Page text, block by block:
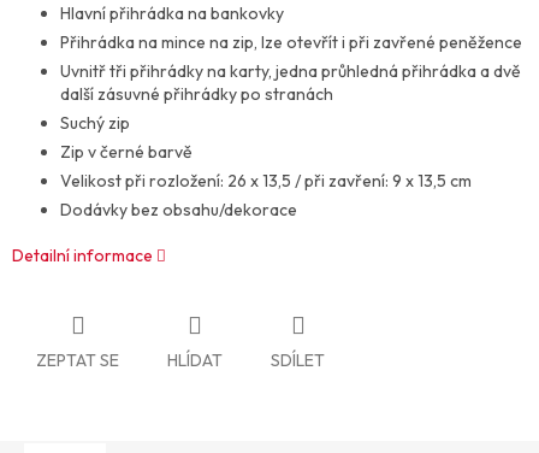
Hlavní přihrádka na bankovky
Přihrádka na mince na zip, lze otevřít i při zavřené peněžence
Uvnitř tři přihrádky na karty, jedna průhledná přihrádka a dvě
další zásuvné přihrádky po stranách
Suchý zip
Zip v černé barvě
Velikost při rozložení: 26 x 13,5 / při zavření: 9 x 13,5 cm
Dodávky bez obsahu/dekorace
Detailní informace
ZEPTAT SE HLÍDAT SDÍLET